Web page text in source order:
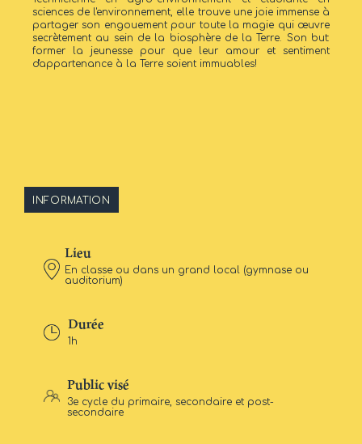
sciences de l'environnement, elle trouve une joie immense à
partager son engouement pour toute la magie qui œuvre
secrètement au sein de la biosphère de la Terre. Son but:
former la jeunesse pour que leur amour et sentiment
d'appartenance à la Terre soient immuables!
INFORMATION
Lieu
En classe ou dans un grand local (gymnase ou
auditorium)
Durée
1h
Public visé
3e cycle du primaire, secondaire et post-
secondaire